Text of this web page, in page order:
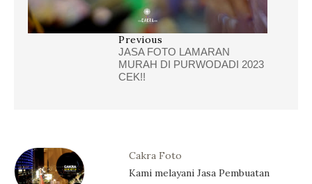
Previous
JASA FOTO LAMARAN
MURAH DI PURWODADI 2023
CEK!!
Cakra Foto
Kami melayani Jasa Pembuatan